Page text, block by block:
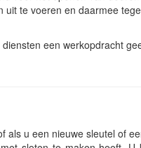
uit te voeren en daarmee
een werkopdracht
als u een nieuwe sleutel of